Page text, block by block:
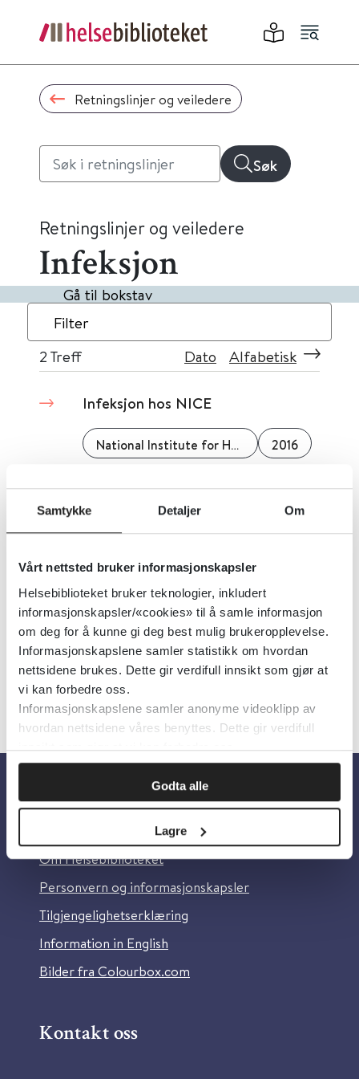
Samtykke Detaljer Om
Vårt nettsted bruker informasjonskapsler
Helsebiblioteket bruker teknologier, inkludert
informasjonskapsler/«cookies» til å samle informasjon
om deg for å kunne gi deg best mulig brukeropplevelse.
Informasjonskapslene samler statistikk om hvordan
nettsidene brukes. Dette gir verdifull innsikt som gjør at
vi kan forbedre oss.
Informasjonskapslene samler anonyme videoklipp av
hvordan nettsidene våres benyttes. Dette gir verdifull
innsikt som gjør at vi kan forbedre oss.
Godta alle
Lagre
Retningslinjer og veiledere
Søk
Retningslinjer og veiledere
Infeksjon
Gå til bokstav
Filter
2 Treff Dato Alfabetisk
Infeksjon hos NICE
National Institute for Health and Care Excellence (NICE) 2016
Detaljer
prioriteringsveileder
Helsedirektoratet 2024
Om oss
Om Helsebiblioteket
Personvern og informasjonskapsler
Tilgjengelighetserklæring
Information in English
Bilder fra Colourbox.com
Kontakt oss